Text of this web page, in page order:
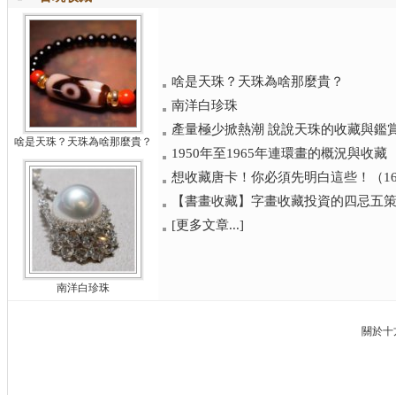
啥是天珠？天珠為啥那麼貴？
南洋白珍珠
啥是天珠？天珠為啥那麼貴？
南洋白珍珠
產量極少掀熱潮 說說天珠的收藏與鑑
1950年至1965年連環畫的概況與收藏
想收藏唐卡！你必須先明白這些！（
【書畫收藏】字畫收藏投資的四忌五
[更多文章...]
關於